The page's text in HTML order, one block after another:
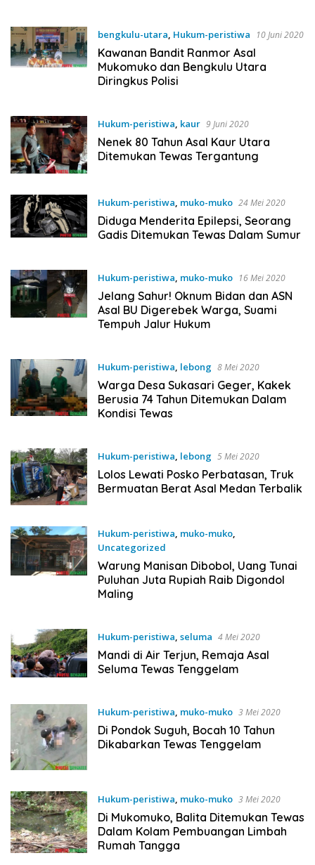
bengkulu-utara, Hukum-peristiwa 10 Juni 2020
Kawanan Bandit Ranmor Asal
Mukomuko dan Bengkulu Utara
Diringkus Polisi
Hukum-peristiwa, kaur 9 Juni 2020
Nenek 80 Tahun Asal Kaur Utara
Ditemukan Tewas Tergantung
Hukum-peristiwa muko-muko 24 Mei 2020
Diduga Menderita Epilepsi, Seorang
Gadis Ditemukan Tewas Dalam Sumur
Hukum-peristiwa muko-muko 16 Mei 2020
Jelang Sahur! Oknum Bidan dan ASN
Asal BU Digerebek Warga, Suami
Tempuh Jalur Hukum
Hukum-peristiwa lebong 8 Mei 2020
Warga Desa Sukasari Geger, Kakek
Berusia 74 Tahun Ditemukan Dalam
Kondisi Tewas
Hukum-peristiwa lebong 5 Mei 2020
Lolos Lewati Posko Perbatasan, Truk
Bermuatan Berat Asal Medan Terbalik
Hukum-peristiwa, muko-muko,
Uncategorized
5 Mei 2020
Warung Manisan Dibobol, Uang Tunai
Puluhan Juta Rupiah Raib Digondol
Maling
Hukum-peristiwa, seluma 4 Mei 2020
Mandi di Air Terjun, Remaja Asal
Seluma Tewas Tenggelam
Hukum-peristiwa, muko-muko 3 Mei 2020
Di Pondok Suguh, Bocah 10 Tahun
Dikabarkan Tewas Tenggelam
Hukum-peristiwa, muko-muko 3 Mei 2020
Di Mukomuko, Balita Ditemukan Tewas
Dalam Kolam Pembuangan Limbah
Rumah Tangga